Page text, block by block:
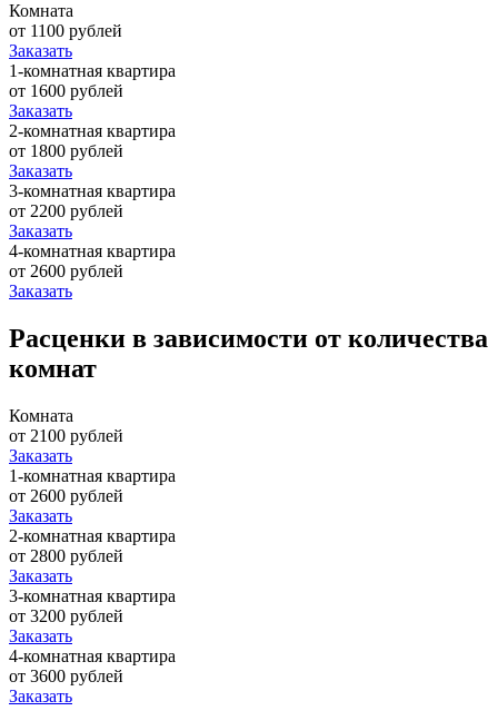
Комната
от 1100 рублей
Заказать
1-комнатная квартира
от 1600 рублей
Заказать
2-комнатная квартира
от 1800 рублей
Заказать
3-комнатная квартира
от 2200 рублей
Заказать
4-комнатная квартира
от 2600 рублей
Заказать
Расценки в зависимости от количества
комнат
Комната
от 2100 рублей
Заказать
1-комнатная квартира
от 2600 рублей
Заказать
2-комнатная квартира
от 2800 рублей
Заказать
3-комнатная квартира
от 3200 рублей
Заказать
4-комнатная квартира
от 3600 рублей
Заказать